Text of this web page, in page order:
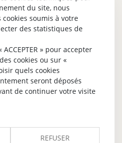
du site, nous
soumis à votre
des statistiques de
» pour accepter
cookies ou sur «
quels cookies
seront déposés
de continuer votre visite
REFUSER